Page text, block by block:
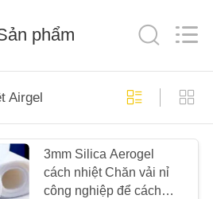
dệt
phẩm
Airgel
3mm Silica Aerogel
cách nhiệt Chăn vải nỉ
công nghiệp để cách